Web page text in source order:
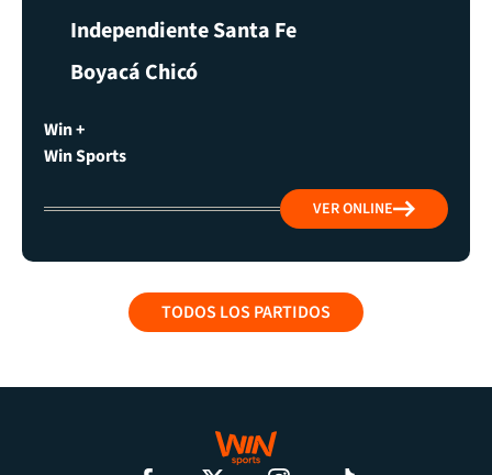
Independiente Santa Fe
Boyacá Chicó
Win +
Win Sports
VER ONLINE
TODOS LOS PARTIDOS